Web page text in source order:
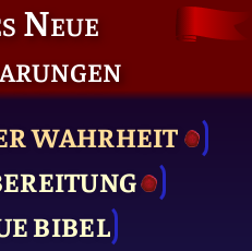
Neue
WAHRHEIT
BIBEL